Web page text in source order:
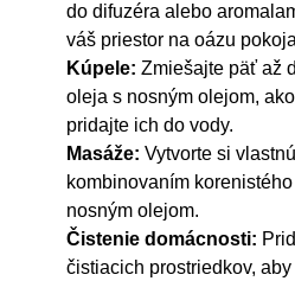
do difuzéra alebo
váš priestor na oázu
Kúpele: Zmiešajte päť až
oleja s nosným olejom,
pridajte ich do vody.
Masáže: Vytvorte si
kombinovaním
nosným olejom.
Čistenie domácnosti:
čistiacich prostriedkov,